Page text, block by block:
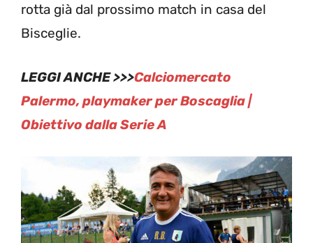
rotta già dal prossimo match in casa del
Bisceglie.
LEGGI ANCHE >>>Calciomercato
Palermo, playmaker per Boscaglia |
Obiettivo dalla Serie A